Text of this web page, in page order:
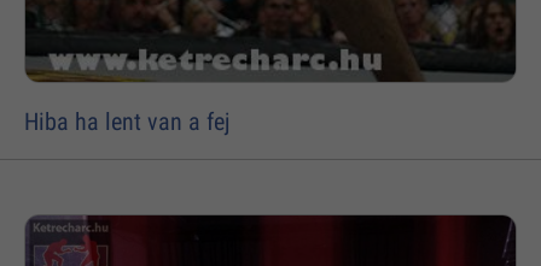
Hiba ha lent van a fej